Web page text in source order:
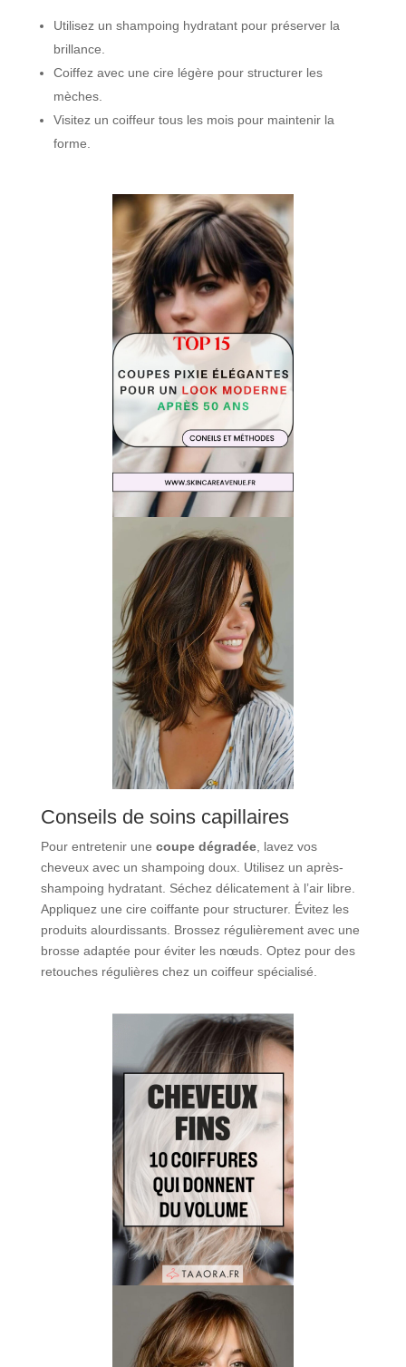
Utilisez un shampoing hydratant pour préserver la
brillance.
Coiffez avec une cire légère pour structurer les
mèches.
Visitez un coiffeur tous les mois pour maintenir la
forme.
Conseils de soins capillaires
Pour entretenir une coupe dégradée, lavez vos
cheveux avec un shampoing doux. Utilisez un après-
shampoing hydratant. Séchez délicatement à l’air libre.
Appliquez une cire coiffante pour structurer. Évitez les
produits alourdissants. Brossez régulièrement avec une
brosse adaptée pour éviter les nœuds. Optez pour des
retouches régulières chez un coiffeur spécialisé.